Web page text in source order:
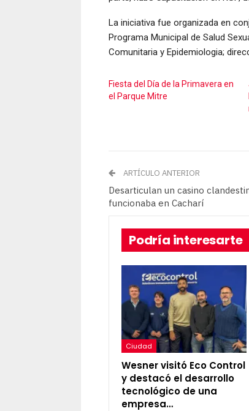
La iniciativa fue organizada en
Programa Municipal de Salud
Comunitaria y Epidemiologia;
Fiesta del Día de la Primavera en
el Parque Mitre
ARTÍCULO ANTERIOR
Desarticulan un casino
funcionaba en Cacharí
Podría interesarte
Ciudad
Wesner visitó Eco Control
y destacó el desarrollo
tecnológico de una
empresa…